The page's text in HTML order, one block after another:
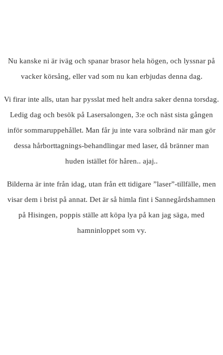
Nu kanske ni är iväg och spanar brasor hela högen, och lyssnar på
vacker körsång, eller vad som nu kan erbjudas denna dag.
Vi firar inte alls, utan har pysslat med helt andra saker denna torsdag.
Ledig dag och besök på Lasersalongen, 3:e och näst sista gången
inför sommaruppehållet. Man får ju inte vara solbränd när man gör
dessa hårborttagnings-behandlingar med laser, då bränner man
huden istället för håren.. ajaj..
Bilderna är inte från idag, utan från ett tidigare ”laser”-tillfälle, men
visar dem i brist på annat. Det är så himla fint i Sannegårdshamnen
på Hisingen, poppis ställe att köpa lya på kan jag säga, med
hamninloppet som vy.